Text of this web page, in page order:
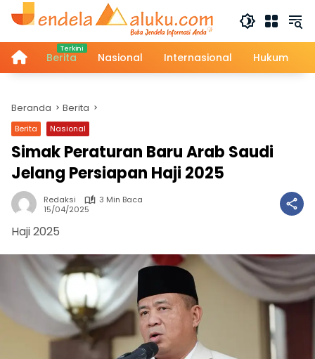
Langsung
HomeBerita Nasional Internasional Hukum
Beranda Berita
Berita Nasional
Simak Peraturan Baru Arab Saudi
Jelang Persiapan Haji 2025
Redaksi
3 Min Baca
15/04/2025
Haji 2025